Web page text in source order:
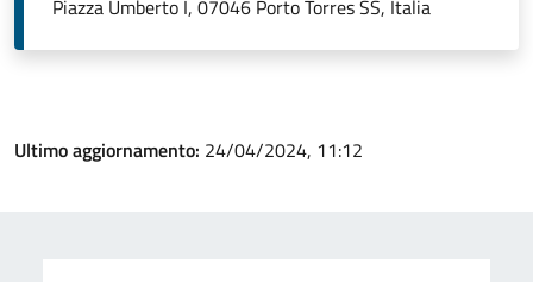
Piazza Umberto I, 07046 Porto Torres SS, Italia
Ultimo aggiornamento: 24/04/2024, 11:12